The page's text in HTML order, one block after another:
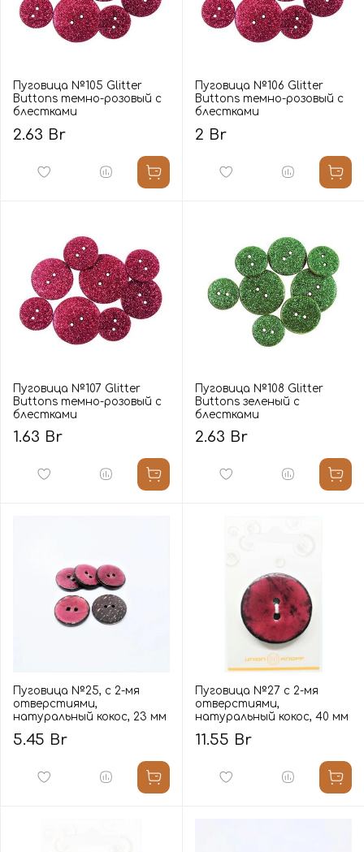
Пуговица №105 Glitter
Buttons темно-розовый с
блестками
2.63 Br
Пуговица №106 Glitter
Buttons темно-розовый с
блестками
2 Br
Пуговица №107 Glitter
Buttons темно-розовый с
блестками
1.63 Br
Пуговица №108 Glitter
Buttons зеленый с
блестками
2.63 Br
Пуговица №25, с 2-мя
отверстиями,
натуральный кокос, 23 мм
5.45 Br
Пуговица №27 с 2-мя
отверстиями,
натуральный кокос, 40 мм
11.55 Br